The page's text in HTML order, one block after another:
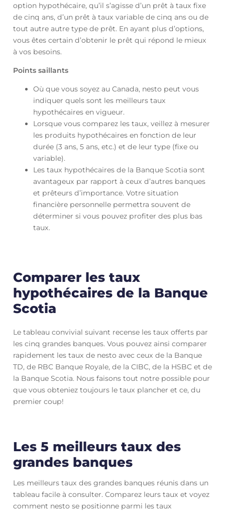
option hypothécaire, qu’il s’agisse d’un prêt à taux fixe
de cinq ans, d’un prêt à taux variable de cinq ans ou de
tout autre autre type de prêt. En ayant plus d’options,
vous êtes certain d’obtenir le prêt qui répond le mieux
à vos besoins.
Points saillants
Où que vous soyez au Canada, nesto peut vous
indiquer quels sont les meilleurs taux
hypothécaires en vigueur.
Lorsque vous comparez les taux, veillez à mesurer
les produits hypothécaires en fonction de leur
durée (3 ans, 5 ans, etc.) et de leur type (fixe ou
variable).
Les taux hypothécaires de la Banque Scotia sont
avantageux par rapport à ceux d’autres banques
et prêteurs d’importance. Votre situation
financière personnelle permettra souvent de
déterminer si vous pouvez profiter des plus bas
taux.
Comparer les taux
hypothécaires de la Banque
Scotia
Le tableau convivial suivant recense les taux offerts par
les cinq grandes banques. Vous pouvez ainsi comparer
rapidement les taux de nesto avec ceux de la Banque
TD, de RBC Banque Royale, de la CIBC, de la HSBC et de
la Banque Scotia. Nous faisons tout notre possible pour
que vous obteniez toujours le taux plancher et ce, du
premier coup!
Les 5 meilleurs taux des
grandes banques
Les meilleurs taux des grandes banques réunis dans un
tableau facile à consulter. Comparez leurs taux et voyez
comment nesto se positionne parmi les taux